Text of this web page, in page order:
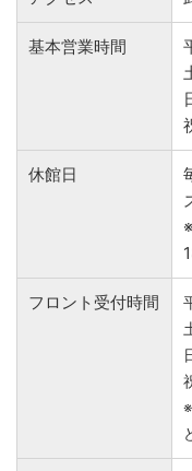
基本営業時間
休館日
フロント受付時間